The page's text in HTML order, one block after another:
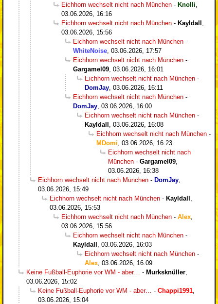
Eichhorn wechselt nicht nach München - Knolli
03.06.2026, 16:16
Eichhorn wechselt nicht nach München - Kayldall
03.06.2026, 15:56
Eichhorn wechselt nicht nach München -
WhiteNoise 03.06.2026, 17:57
Eichhorn wechselt nicht nach München -
Gargamel09 03.06.2026, 16:01
Eichhorn wechselt nicht nach München -
DomJay 03.06.2026, 16:11
Eichhorn wechselt nicht nach München -
DomJay 03.06.2026, 16:00
Eichhorn wechselt nicht nach München -
Kayldall
03.06.2026, 16:08
Eichhorn wechselt nicht nach München -
MDomi 03.06.2026, 16:23
Eichhorn wechselt nicht nach
München - Gargamel09
03.06.2026, 16:38
Eichhorn wechselt nicht nach München - DomJay
03.06.2026, 15:49
Eichhorn wechselt nicht nach München - Kayldall
03.06.2026, 15:53
Eichhorn wechselt nicht nach München - Alex
03.06.2026, 15:56
Eichhorn wechselt nicht nach München -
Kayldall
03.06.2026, 16:03
Eichhorn wechselt nicht nach München -
Alex 03.06.2026, 16:09
Keine Fußball-Euphorie vor WM - aber…
- Murksknüller
03.06.2026, 15:02
Keine Fußball-Euphorie vor WM - aber…
- Chappi1991
03.06.2026, 15:04